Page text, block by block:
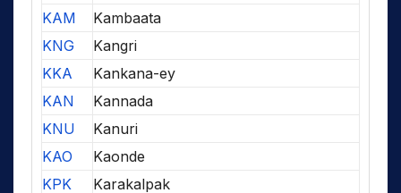
KAM
Kambaata
KNG
Kangri
KKA
Kankana-ey
KAN
Kannada
KNU
Kanuri
KAO
Kaonde
KPK
Karakalpak